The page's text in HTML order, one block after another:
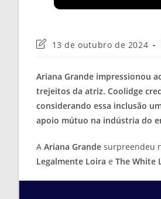
Última
post:
13 de outubro de 2024
Ariana Grande impressionou
trejeitos da atriz. Coolidge
considerando essa inclusão
apoio mútuo na indústria do
A Ariana Grande surpreendeu
Legalmente Loira e The White